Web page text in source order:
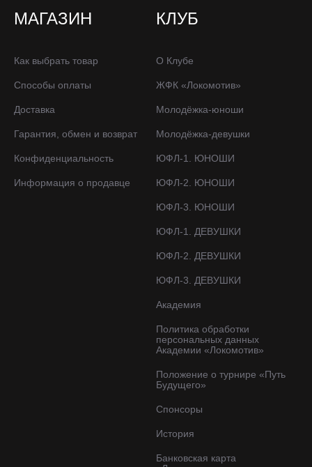
МАГАЗИН
Как выбрать товар
Способы оплаты
Доставка
Гарантия, обмен и возврат
Конфиденциальность
Информация о продавце
КЛУБ
О Клубе
ЖФК «Локомотив»
Молодёжка-юноши
Молодёжка-девушки
ЮФЛ-1. ЮНОШИ
ЮФЛ-2. ЮНОШИ
ЮФЛ-3. ЮНОШИ
ЮФЛ-1. ДЕВУШКИ
ЮФЛ-2. ДЕВУШКИ
ЮФЛ-3. ДЕВУШКИ
Академия
Политика обработки
персональных данных
Академии «Локомотив»
Положение о турнире «Путь
Будущего»
Спонсоры
История
Банковская карта